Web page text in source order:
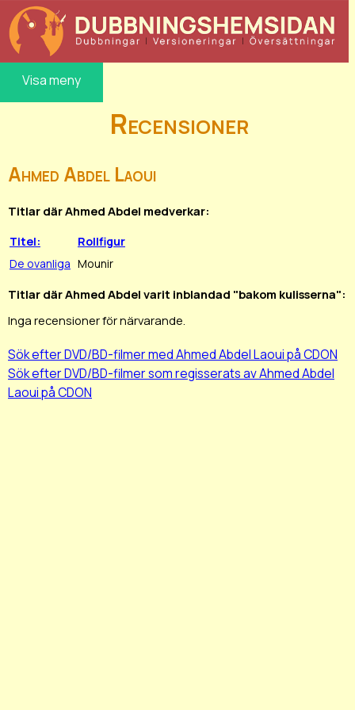
Visa meny
Recensioner
Ahmed Abdel Laoui
Titlar där Ahmed Abdel medverkar:
Titel:
Rollfigur
De ovanliga Mounir
Titlar där Ahmed Abdel varit inblandad "bakom kulisserna":
Inga recensioner för närvarande.
Sök efter DVD/BD-filmer med Ahmed Abdel Laoui på CDON
Sök efter DVD/BD-filmer som regisserats av Ahmed Abdel
Laoui på CDON